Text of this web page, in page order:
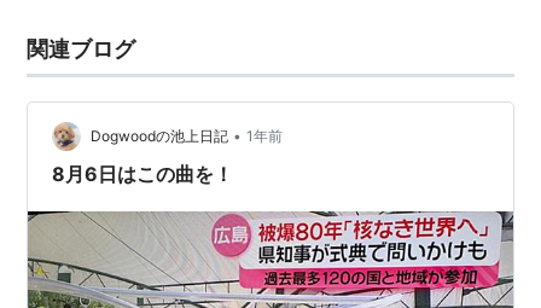
関連ブログ
Dogwoodの池上日記 • 1年前
8月6日はこの曲を！